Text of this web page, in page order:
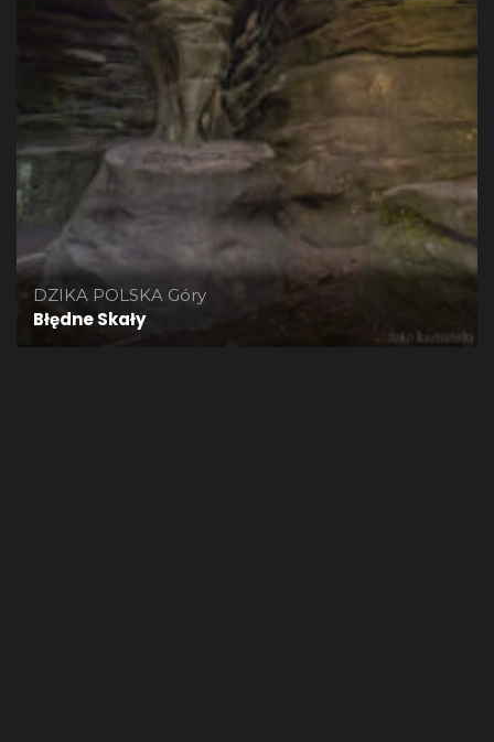
DZIKA POLSKA Góry
Błędne Skały